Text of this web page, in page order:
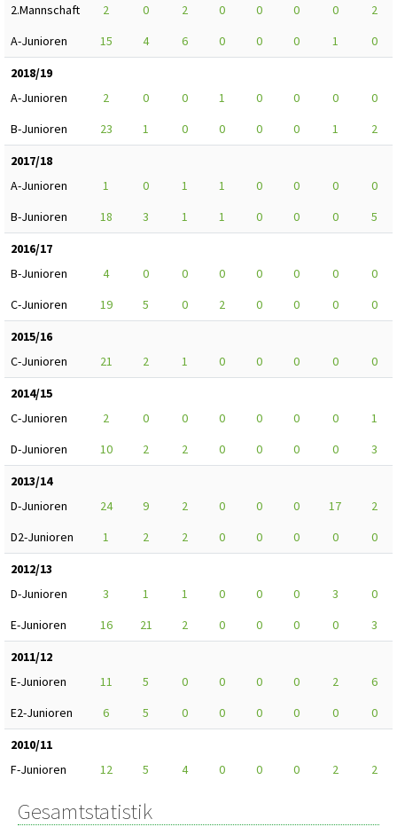
2.Mannschaft
2 0 2 0 0 0 0
2
A-Junioren
15 4 6 0 0 0 1
0
2018/19
A-Junioren
2 0 0 1 0 0 0
0
B-Junioren
23 1 0 0 0 0 1
2
2017/18
A-Junioren
1 0 1 1 0 0 0
0
B-Junioren
18 3 1 1 0 0 0
5
2016/17
B-Junioren
4 0 0 0 0 0 0
0
C-Junioren
19 5 0 2 0 0 0
0
2015/16
C-Junioren
21 2 1 0 0 0 0
0
2014/15
C-Junioren
2 0 0 0 0 0 0
1
D-Junioren
10 2 2 0 0 0 0
3
2013/14
D-Junioren
24 9 2 0 0 0 17
2
D2-Junioren
1 2 2 0 0 0 0
0
2012/13
D-Junioren
3 1 1 0 0 0 3
0
E-Junioren
16 21 2 0 0 0 0
3
2011/12
E-Junioren
11 5 0 0 0 0 2
6
E2-Junioren
6 5 0 0 0 0 0
0
2010/11
F-Junioren
12 5 4 0 0 0 2 2
Gesamtstatistik